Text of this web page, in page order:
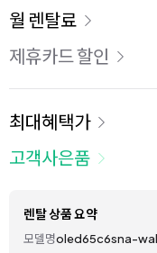
이용 요금
월 렌탈료
제휴카드 할인
최대혜택가
고객사은품
렌탈 상품 요약
모델명oled65c6sna-